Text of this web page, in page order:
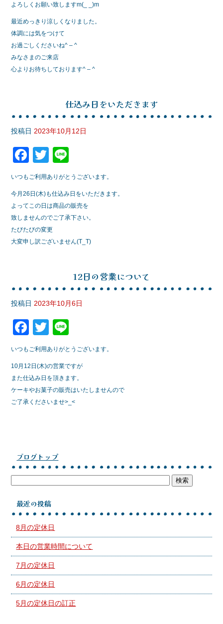
よろしくお願い致しますm(_ _)m
最近めっきり涼しくなりました。
体調には気をつけて
お過ごしくださいね^ – ^
みなさまのご来店
心よりお待ちしております^ – ^
仕込み日をいただきます
投稿日 2023年10月12日
F
a
c
e
b
o
o
T
wi
tt
er
n
e
いつもご利用ありがとうございます。
今月26日(木)も仕込み日をいただきます。
よってこの日は商品の販売を
致しませんのでご了承下さい。
たびたびの変更
大変申し訳ございません(T_T)
12日の営業について
投稿日 2023年10月6日
F
a
c
e
b
o
T
wi
tt
er
n
e
いつもご利用ありがとうございます。
10月12日(木)の営業ですが
また仕込み日を頂きます。
ケーキやお菓子の販売はいたしませんので
ご了承くださいませ>_<
ブログトップ
最近の投稿
8月の定休日
本日の営業時間について
7月の定休日
6月の定休日
5月の定休日の訂正